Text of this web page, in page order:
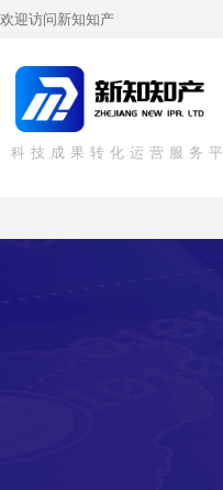
欢迎访问新知知产
科技成果转化运营服务